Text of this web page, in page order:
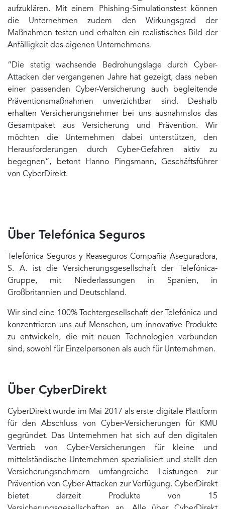
aufzuklären. Mit einem Phishing-Simulationstest können
die Unternehmen zudem den Wirkungsgrad der
Maßnahmen testen und erhalten ein realistisches Bild der
Anfälligkeit des eigenen Unternehmens.
“Die stetig wachsende Bedrohungslage durch Cyber-
Attacken der vergangenen Jahre hat gezeigt, dass neben
einer passenden Cyber-Versicherung auch begleitende
Präventionsmaßnahmen unverzichtbar sind. Deshalb
erhalten Versicherungsnehmer bei uns ausnahmslos das
Gesamtpaket aus Versicherung und Prävention. Wir
möchten die Unternehmen dabei unterstützen, den
Herausforderungen durch Cyber-Gefahren aktiv zu
begegnen”, betont Hanno Pingsmann, Geschäftsführer
von CyberDirekt.
Über Telefónica Seguros
Telefónica Seguros y Reaseguros Compañía Aseguradora,
S. A. ist die Versicherungsgesellschaft der Telefónica-
Gruppe, mit Niederlassungen in Spanien, in
Großbritannien und Deutschland.
Wir sind eine 100% Tochtergesellschaft der Telefónica und
konzentrieren uns auf Menschen, um innovative Produkte
zu entwickeln, die mit neuen Technologien verbunden
sind, sowohl für Einzelpersonen als auch für Unternehmen.
Über CyberDirekt
CyberDirekt wurde im Mai 2017 als erste digitale Plattform
für den Abschluss von Cyber-Versicherungen für KMU
gegründet. Das Unternehmen hat sich auf den digitalen
Vertrieb von Cyber-Versicherungen für kleine und
mittelständische Unternehmen spezialisiert und stellt den
Versicherungsnehmern umfangreiche Leistungen zur
Prävention von Cyber-Attacken zur Verfügung. CyberDirekt
bietet derzeit Produkte von 15